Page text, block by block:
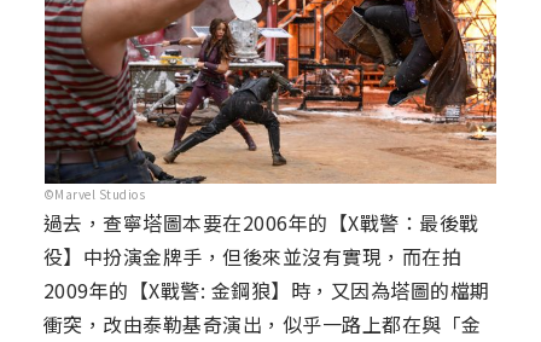
©Marvel Studios
過去，查寧塔圖本要在2006年的【X戰警：最後戰
役】中扮演金牌手，但後來並沒有實現，而在拍
2009年的【X戰警: 金鋼狼】時，又因為塔圖的檔期
衝突，改由泰勒基奇演出，似乎一路上都在與「金